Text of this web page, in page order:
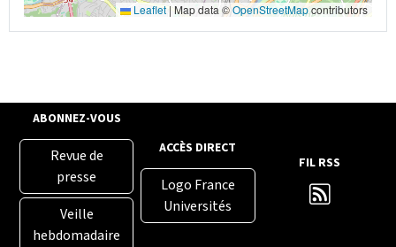
Leaflet |Map data ©OpenStreetMapcontributors
ABONNEZ-VOUS
Revue de
presse
Veille
hebdomadaire
ACCÈS DIRECT
Logo France
Universités
FIL RSS